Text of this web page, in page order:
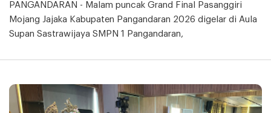
PANGANDARAN - Malam puncak Grand Final Pasanggiri
Mojang Jajaka Kabupaten Pangandaran 2026 digelar di Aula
Supan Sastrawijaya SMPN 1 Pangandaran,